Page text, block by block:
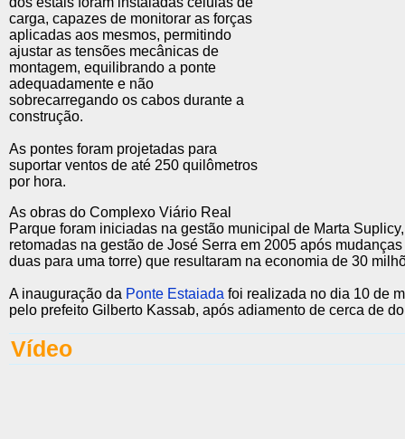
carga, capazes de monitorar as forças
aplicadas aos mesmos, permitindo
ajustar as tensões mecânicas de
montagem, equilibrando a ponte
adequadamente e não
sobrecarregando os cabos durante a
construção.
As pontes foram projetadas para
suportar ventos de até 250 quilômetros
por hora.
As obras do Complexo Viário Real
Parque foram iniciadas na gestão municipal de Marta
retomadas na gestão de José Serra em 2005 após
duas para uma torre) que resultaram na economia de 30
A inauguração da Ponte Estaiada foi realizada no dia 10 de
pelo prefeito Gilberto Kassab, após adiamento de cerca de
Vídeo